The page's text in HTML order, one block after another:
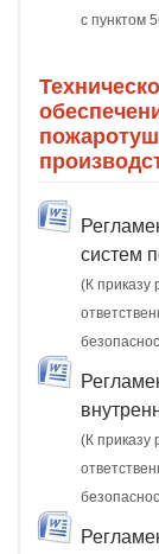
с пунктом
систем
(К приказу
(К приказу